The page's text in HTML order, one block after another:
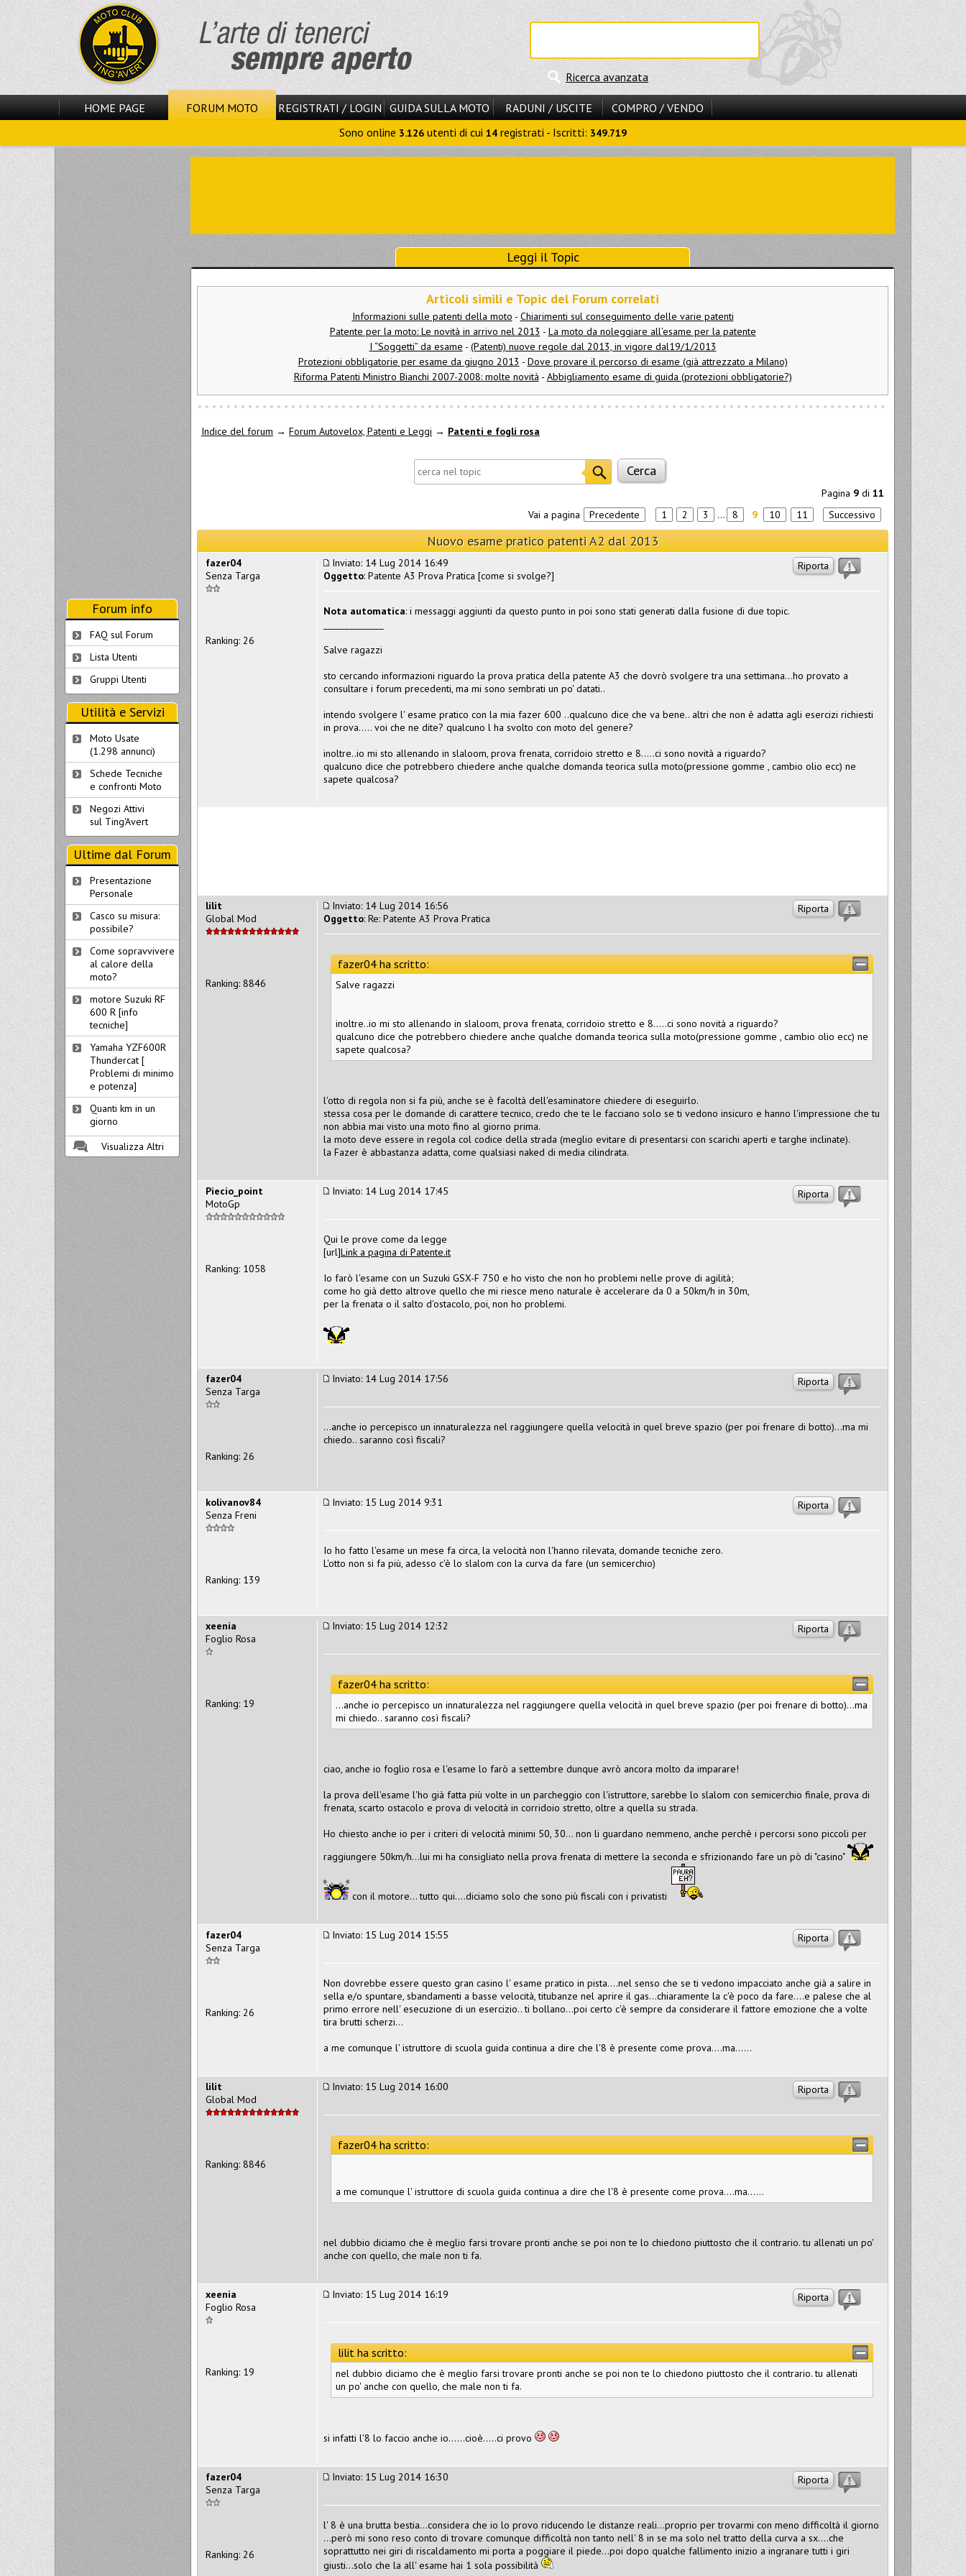
Ricerca avanzata
HOME PAGE FORUM MOTO REGISTRATI / LOGIN GUIDA SULLA MOTO RADUNI / USCITE
COMPRO / VENDO
Sono online 3.126 utenti di cui 14 registrati - Iscritti: 349.719
Leggi il Topic
Articoli simili e Topic del Forum correlati
Informazioni sulle patenti della moto - Chiarimenti sul conseguimento delle varie patenti
Patente per la moto: Le novità in arrivo nel 2013 - La moto da noleggiare all'esame per la patente
I “Soggetti” da esame - (Patenti) nuove regole dal 2013, in vigore dal19/1/2013
Protezioni obbligatorie per esame da giugno 2013 - Dove provare il percorso di esame (già attrezzato a Milano)
Riforma Patenti Ministro Bianchi 2007-2008: molte novità - Abbigliamento esame di guida (protezioni obbligatorie?)
Indice del forum → Forum Autovelox, Patenti e Leggi → Patenti e fogli rosa
Pagina 9 di 11
Vai a pagina
Precedente 1 2 3 ... 8 9 10 11 Successivo
Nuovo esame pratico patenti A2 dal 2013
Riporta
Inviato: 14 Lug 2014 16:49
Oggetto: Patente A3 Prova Pratica [come si svolge?]
Nota automatica: i messaggi aggiunti da questo punto in poi sono stati generati dalla fusione di due topic.
Salve ragazzi
sto cercando informazioni riguardo la prova pratica della patente A3 che dovrò svolgere tra una settimana...ho provato a
consultare i forum precedenti, ma mi sono sembrati un po' datati..
intendo svolgere l' esame pratico con la mia fazer 600 ..qualcuno dice che va bene.. altri che non è adatta agli esercizi richiesti
in prova..... voi che ne dite? qualcuno l ha svolto con moto del genere?
inoltre..io mi sto allenando in slaloom, prova frenata, corridoio stretto e 8.....ci sono novità a riguardo?
qualcuno dice che potrebbero chiedere anche qualche domanda teorica sulla moto(pressione gomme , cambio olio ecc) ne
sapete qualcosa?
fazer04
Senza Targa
Ranking: 26
Riporta
Inviato: 14 Lug 2014 16:56
Oggetto: Re: Patente A3 Prova Pratica
fazer04 ha scritto:
Salve ragazzi
inoltre..io mi sto allenando in slaloom, prova frenata, corridoio stretto e 8.....ci sono novità a riguardo?
qualcuno dice che potrebbero chiedere anche qualche domanda teorica sulla moto(pressione gomme , cambio olio ecc) ne
sapete qualcosa?
l'otto di regola non si fa più, anche se è facoltà dell'esaminatore chiedere di eseguirlo.
stessa cosa per le domande di carattere tecnico, credo che te le facciano solo se ti vedono insicuro e hanno l'impressione che tu
non abbia mai visto una moto fino al giorno prima.
la moto deve essere in regola col codice della strada (meglio evitare di presentarsi con scarichi aperti e targhe inclinate).
la Fazer è abbastanza adatta, come qualsiasi naked di media cilindrata.
lilit
Global Mod
Ranking: 8846
Riporta
Inviato: 14 Lug 2014 17:45
Qui le prove come da legge
[url]Link a pagina di Patente.it
Io farò l'esame con un Suzuki GSX-F 750 e ho visto che non ho problemi nelle prove di agilità;
come ho già detto altrove quello che mi riesce meno naturale è accelerare da 0 a 50km/h in 30m,
per la frenata o il salto d'ostacolo, poi, non ho problemi.
Piecio_point
MotoGp
Ranking: 1058
Riporta
Inviato: 14 Lug 2014 17:56
...anche io percepisco un innaturalezza nel raggiungere quella velocità in quel breve spazio (per poi frenare di botto)...ma mi
chiedo.. saranno così fiscali?
fazer04
Senza Targa
Ranking: 26
Riporta
Inviato: 15 Lug 2014 9:31
Io ho fatto l'esame un mese fa circa, la velocità non l'hanno rilevata, domande tecniche zero.
L'otto non si fa più, adesso c'è lo slalom con la curva da fare (un semicerchio)
kolivanov84
Senza Freni
Ranking: 139
Riporta
Inviato: 15 Lug 2014 12:32
fazer04 ha scritto:
...anche io percepisco un innaturalezza nel raggiungere quella velocità in quel breve spazio (per poi frenare di botto)...ma
mi chiedo.. saranno così fiscali?
ciao, anche io foglio rosa e l'esame lo farò a settembre dunque avrò ancora molto da imparare!
la prova dell'esame l'ho già fatta più volte in un parcheggio con l'istruttore, sarebbe lo slalom con semicerchio finale, prova di
frenata, scarto ostacolo e prova di velocità in corridoio stretto, oltre a quella su strada.
Ho chiesto anche io per i criteri di velocità minimi 50, 30... non li guardano nemmeno, anche perchè i percorsi sono piccoli per
raggiungere 50km/h...lui mi ha consigliato nella prova frenata di mettere la seconda e sfrizionando fare un pò di "casino"
con il motore... tutto qui....diciamo solo che sono più fiscali con i privatisti
xeenia
Foglio Rosa
Ranking: 19
Riporta
Inviato: 15 Lug 2014 15:55
Non dovrebbe essere questo gran casino l' esame pratico in pista....nel senso che se ti vedono impacciato anche già a salire in
sella e/o spuntare, sbandamenti a basse velocità, titubanze nel aprire il gas...chiaramente la c'è poco da fare....e palese che al
primo errore nell' esecuzione di un esercizio.. ti bollano...poi certo c'è sempre da considerare il fattore emozione che a volte
tira brutti scherzi...
a me comunque l' istruttore di scuola guida continua a dire che l'8 è presente come prova....ma......
fazer04
Senza Targa
Ranking: 26
Riporta
Inviato: 15 Lug 2014 16:00
fazer04 ha scritto:
a me comunque l' istruttore di scuola guida continua a dire che l'8 è presente come prova....ma......
nel dubbio diciamo che è meglio farsi trovare pronti anche se poi non te lo chiedono piuttosto che il contrario. tu allenati un po'
anche con quello, che male non ti fa.
lilit
Global Mod
Ranking: 8846
Riporta
Inviato: 15 Lug 2014 16:19
lilit ha scritto:
nel dubbio diciamo che è meglio farsi trovare pronti anche se poi non te lo chiedono piuttosto che il contrario. tu allenati
un po' anche con quello, che male non ti fa.
si infatti l'8 lo faccio anche io......cioè.....ci provo
xeenia
Foglio Rosa
Ranking: 19
Riporta
Inviato: 15 Lug 2014 16:30
l' 8 è una brutta bestia...considera che io lo provo riducendo le distanze reali...proprio per trovarmi con meno difficoltà il giorno
...però mi sono reso conto di trovare comunque difficoltà non tanto nell' 8 in se ma solo nel tratto della curva a sx....che
soprattutto nei giri di riscaldamento mi porta a poggiare il piede...poi dopo qualche fallimento inizio a ingranare tutti i giri
giusti...solo che la all' esame hai 1 sola possibilità
fazer04
Senza Targa
Ranking: 26
Forum info
FAQ sul Forum
Lista Utenti
Gruppi Utenti
Utilità e Servizi
Moto Usate
(1.298 annunci)
Schede Tecniche
e confronti Moto
Negozi Attivi
sul Ting'Avert
Ultime dal Forum
Presentazione
Personale
Casco su misura:
possibile?
Come sopravvivere
al calore della
moto?
motore Suzuki RF
600 R [info
tecniche]
Yamaha YZF600R
Thundercat [
Problemi di minimo
e potenza]
Quanti km in un
giorno
Visualizza Altri